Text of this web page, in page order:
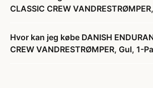
CLASSIC CREW
Hvor kan jeg købe DANISH
CREW VANDRESTRØMPER, Gul, 1-